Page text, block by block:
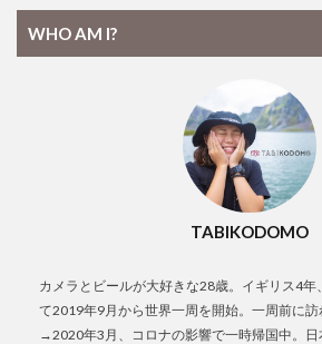
WHO AM I?
TABIKODOMO
カメラとビールが大好きな28歳。イギリス4
て2019年9月から世界一周を開始。一周前に訪
→2020年3月、コロナの影響で一時帰国中。日